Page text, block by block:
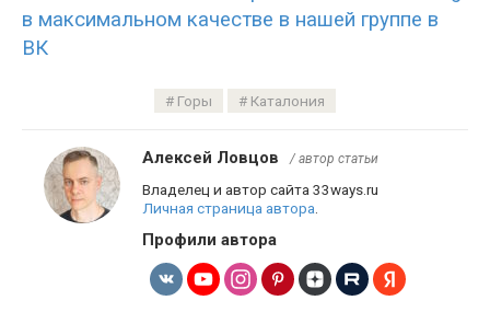
в максимальном качестве в нашей группе в
ВК
Горы Каталония
Алексей Ловцов / автор статьи
Владелец и автор сайта 33ways.ru
Личная страница автора
Профили автора